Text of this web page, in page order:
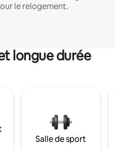
le relogement.
longue durée
Salle de sport